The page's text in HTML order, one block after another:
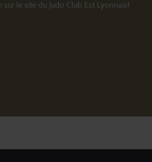
sur le site du Judo Club Est Lyonnais!